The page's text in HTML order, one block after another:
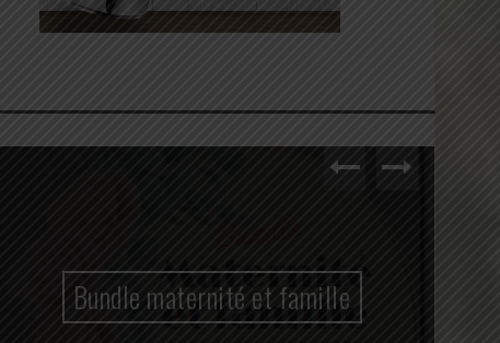
Bundle maternité et famille